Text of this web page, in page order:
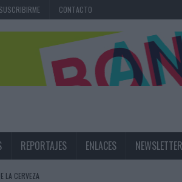
CONTACTO
REPORTAJES ENLACES NEWSLETTER
LA CERVEZA